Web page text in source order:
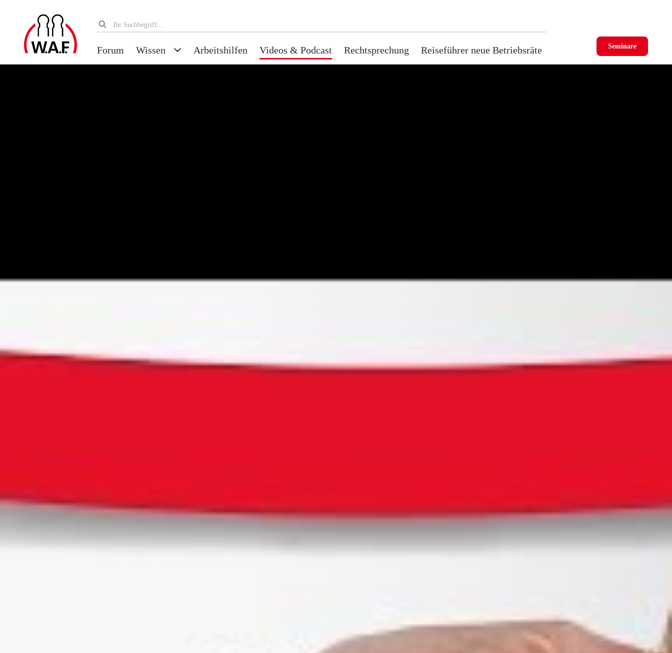
Forum Wissen Arbeitshilfen Videos & Podcast Rechtsprechung Reiseführer neue Betriebsräte Seminare